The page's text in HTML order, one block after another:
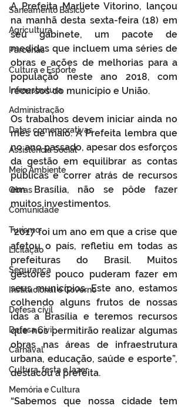
Saneamento Básico
Agricultura
Parcerias
Cultura e Esporte
Infraestrutura
Administração
Datas comemorativas
Assistência Social
Meio Ambiente
Obras
Comunidade
Turismo
Licitação
Segurança
Institucional e Governo
Defesa cívil
Defesa Civil
Carnaval
Cultura, festa e lazer
Memória e Cultura
A Prefeita Marliete Vitorino, lançou
na manhã desta sexta-feira (18) em
seu gabinete, um pacote de
medidas que incluem uma séries de
obras e ações de melhorias para a
população neste ano 2018, com
recursos do município e União.
Os trabalhos devem iniciar ainda no
mês de maio. A Prefeita lembra que
no ano passado, apesar dos esforços
da gestão em equilibrar as contas
públicas e correr atrás de recursos
em Brasília, não se pôde fazer
muitos investimentos.
“2017 foi um ano em que a crise que
afetou o país, refletiu em todas as
prefeituras do Brasil. Muitos
gestores pouco puderam fazer em
seus municípios. Este ano, estamos
colhendo alguns frutos de nossas
idas a Brasília e teremos recursos
que nos permitirão realizar algumas
obras nas áreas de infraestrutura
urbana, educação, saúde e esporte”,
destacou a prefeita.
“Sabemos que nossa cidade tem